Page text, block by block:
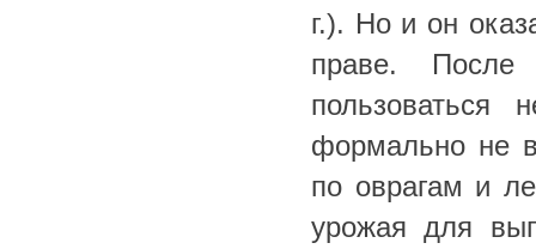
г.). Но и он
праве. После
пользоваться
формально не
по оврагам и
урожая для